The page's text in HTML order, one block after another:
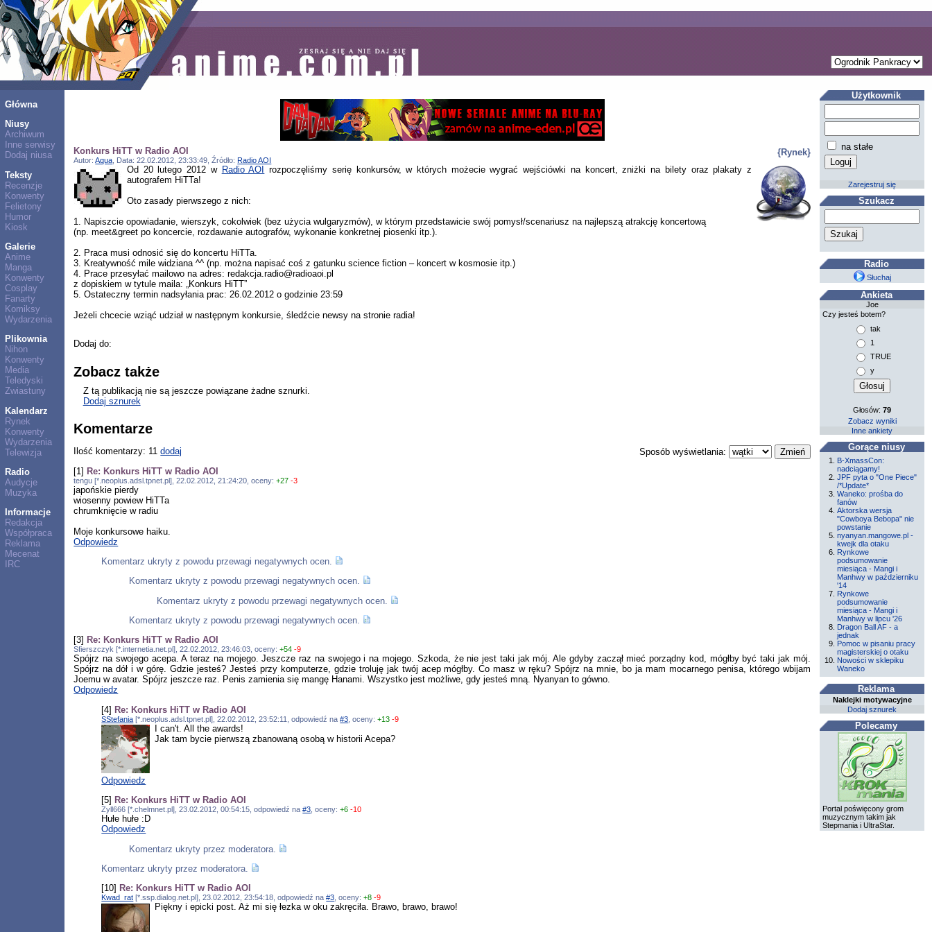
Główna
Niusy
Archiwum
Inne serwisy
Dodaj niusa
Teksty
Recenzje
Konwenty
Felietony
Humor
Kiosk
Galerie
Anime
Manga
Konwenty
Cosplay
Fanarty
Komiksy
Wydarzenia
Plikownia
Nihon
Konwenty
Media
Teledyski
Zwiastuny
Kalendarz
Rynek
Konwenty
Wydarzenia
Telewizja
Radio
Audycje
Muzyka
Informacje
Redakcja
Współpraca
Reklama
Mecenat
IRC
{Rynek}
Konkurs HiTT w Radio AOI
Autor:Aqua , Data: 22.02.2012, 23:33:49, Źródło:Radio AOI
Od 20 lutego 2012 w Radio AOI rozpoczęliśmy serię konkursów, w których możecie wygrać wejściówki na koncert, zniżki na bilety oraz plakaty z
autografem HiTTa!
Oto zasady pierwszego z nich:
1. Napiszcie opowiadanie, wierszyk, cokolwiek (bez użycia wulgaryzmów), w którym przedstawicie swój pomysł/scenariusz na najlepszą atrakcję koncertową
(np. meet&greet po koncercie, rozdawanie autografów, wykonanie konkretnej piosenki itp.).
2. Praca musi odnosić się do koncertu HiTTa.
3. Kreatywność mile widziana ^^ (np. można napisać coś z gatunku science fiction – koncert w kosmosie itp.)
4. Prace przesyłać mailowo na adres: redakcja.radio@radioaoi.pl
z dopiskiem w tytule maila: „Konkurs HiTT”
5. Ostateczny termin nadsyłania prac: 26.02.2012 o godzinie 23:59
Jeżeli chcecie wziąć udział w następnym konkursie, śledźcie newsy na stronie radia!
Dodaj do:
Zobacz także
Z tą publikacją nie są jeszcze powiązane żadne sznurki.
Dodaj sznurek
Komentarze
Sposób wyświetlania:
Ilość komentarzy: 11dodaj
[1] Re: Konkurs HiTT w Radio AOI
tengu [*.neoplus.adsl.tpnet.pl], 22.02.2012, 21:24:20, oceny:+27 -3
japońskie pierdy
wiosenny powiew HiTTa
chrumknięcie w radiu
Moje konkursowe haiku.
Odpowiedz
Komentarz ukryty z powodu przewagi negatywnych ocen.
Komentarz ukryty z powodu przewagi negatywnych ocen.
Komentarz ukryty z powodu przewagi negatywnych ocen.
Komentarz ukryty z powodu przewagi negatywnych ocen.
[3] Re: Konkurs HiTT w Radio AOI
Sfierszczyk [*.internetia.net.pl], 22.02.2012, 23:46:03, oceny:+54 -9
Spójrz na swojego acepa. A teraz na mojego. Jeszcze raz na swojego i na mojego. Szkoda, że nie jest taki jak mój. Ale gdyby zaczął mieć porządny kod, mógłby być taki jak mój.
Spójrz na dół i w górę. Gdzie jesteś? Jesteś przy komputerze, gdzie troluję jak twój acep mógłby. Co masz w ręku? Spójrz na mnie, bo ja mam mocarnego penisa, którego wbijam
Joemu w avatar. Spójrz jeszcze raz. Penis zamienia się mangę Hanami. Wszystko jest możliwe, gdy jesteś mną. Nyanyan to gówno.
Odpowiedz
[4] Re: Konkurs HiTT w Radio AOI
SStefania [*.neoplus.adsl.tpnet.pl], 22.02.2012, 23:52:11, odpowiedź na#3 , oceny:+13 -9
I can't. All the awards!
Jak tam bycie pierwszą zbanowaną osobą w historii Acepa?
Odpowiedz
[5] Re: Konkurs HiTT w Radio AOI
Zyll666 [*.chelmnet.pl], 23.02.2012, 00:54:15, odpowiedź na#3 , oceny:+6 -10
Hułe hułe :D
Odpowiedz
Komentarz ukryty przez moderatora.
Komentarz ukryty przez moderatora.
[10] Re: Konkurs HiTT w Radio AOI
Kwad_rat [*.ssp.dialog.net.pl], 23.02.2012, 23:54:18, odpowiedź na#3 , oceny:+8 -9
Piękny i epicki post. Aż mi się łezka w oku zakręciła. Brawo, brawo, brawo!
Użytkownik
na stałe
Zarejestruj się
Szukacz
Radio
Słuchaj
Ankieta
Joe
Czy jesteś botem?
tak
1
TRUE
y
Głosów:79
Zobacz wyniki
Inne ankiety
Gorące niusy
B-XmassCon:
nadciągamy!
JPF pyta o "One Piece"
/*Update*
Waneko: prośba do
fanów
Aktorska wersja
"Cowboya Bebopa" nie
powstanie
nyanyan.mangowe.pl -
kwejk dla otaku
Rynkowe
podsumowanie
miesiąca - Mangi i
Manhwy w październiku
'14
Rynkowe
podsumowanie
miesiąca - Mangi i
Manhwy w lipcu '26
Dragon Ball AF - a
jednak
Pomoc w pisaniu pracy
magisterskiej o otaku
Nowości w sklepiku
Waneko
Reklama
Naklejki motywacyjne
Dodaj sznurek
Polecamy
Portal poświęcony grom
muzycznym takim jak
Stepmania i UltraStar.